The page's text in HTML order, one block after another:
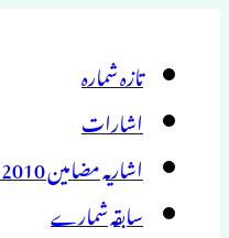
تازہ شمارہ
اشارات
اشاریہ مضامین 2010 – تا حال
سابقہ شمارے